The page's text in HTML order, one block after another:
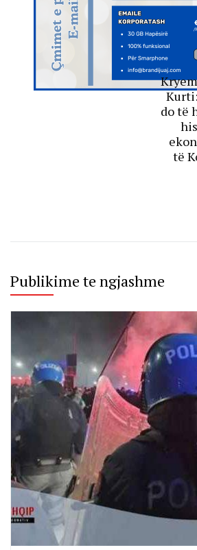
do të
të
Publikime te ngjashme